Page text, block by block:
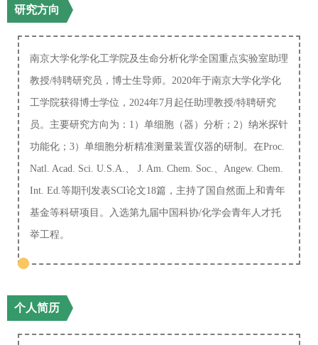
研究方向
南京大学化学化工学院及生命分析化学全国重点实验室助理
教授/特聘研究员，博士生导师。2020年于南京大学化学化
工学院获得博士学位，2024年7月起任助理教授/特聘研究
员。主要研究方向为：1）单细胞（器）分析；2）纳米探针
功能化；3）单细胞分析精准测量装置仪器的研制。在Proc.
Natl. Acad. Sci. U.S.A.、 J. Am. Chem. Soc.、Angew. Chem.
Int. Ed.等期刊发表SCI论文18篇，主持了国自然面上和青年
基金等科研项目。入选第九届中国科协/化学会青年人才托
举工程。
个人简历